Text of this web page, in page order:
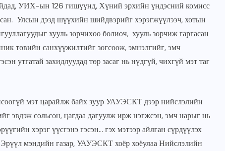
УИХ-ын 126 гишүүнд, Хүний эрхийн үндэсний комисс
Улсын дээд шүүхийн шийдвэрийг хэрэгжүүлээч, хотын
хууль зөрчихөө болиоч, хууль зөрчиж гаргасан
төвийн санхүүжилтийг зогсоож, эмнэлгийг, эмч
утгатай захидлуудад төр засаг нь нүдгүй, чихгүй мэт таг
мэт царайлж байх зуур УАУЭСКТ дээр нийслэлийн
эвдэж сольсон, цагдаа дагуулж ирж нэгжсэн, эмч нарыг нь
хэрэг үүсгэнэ гэсэн… гэх мэтээр айлган сүрдүүлэх
мэндийн газар, УАУЭСКТ хоёр хоёулаа Нийслэлийн